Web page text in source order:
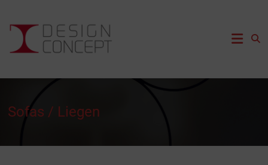
springen
DesignConcept
Bonn
Sofas / Liegen